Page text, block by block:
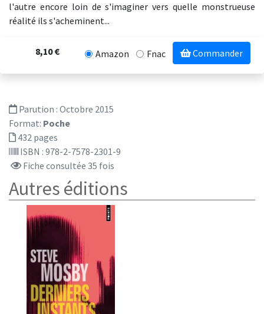
l'autre encore loin de s'imaginer vers quelle monstrueuse
réalité ils s'acheminent...
8,10 € Amazon Fnac Commander
Parution : Octobre 2015
Format: Poche
432 pages
ISBN : 978-2-7578-2301-9
Fiche consultée 35 fois
Autres éditions